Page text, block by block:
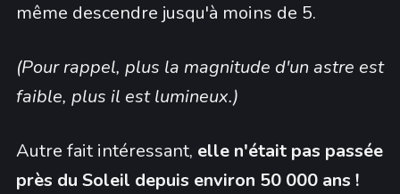
même descendre jusqu'à moins de 5.
(Pour rappel, plus la magnitude d'un astre est
faible, plus il est lumineux.)
Autre fait intéressant, elle n'était pas passée
près du Soleil depuis environ 50 000 ans !